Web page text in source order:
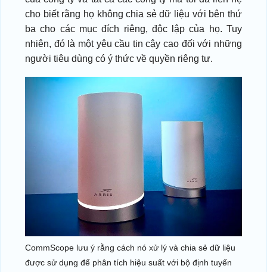
cho biết rằng họ không chia sẻ dữ liệu với bên thứ
ba cho các mục đích riêng, độc lập của họ. Tuy
nhiên, đó là một yêu cầu tin cậy cao đối với những
người tiêu dùng có ý thức về quyền riêng tư.
CommScope lưu ý rằng cách nó xử lý và chia sẻ dữ liệu
được sử dụng để phân tích hiệu suất với bộ định tuyến